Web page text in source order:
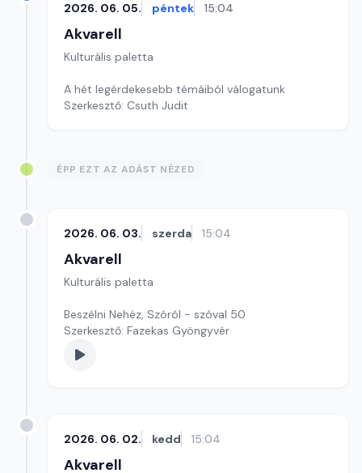
2026. 06. 05. péntek 15:04
Akvarell
Kulturális paletta
A hét legérdekesebb témáiból válogatunk
Szerkesztő: Csuth Judit
ÉPP EZT AZ ADÁST NÉZED
2026. 06. 03. szerda 15:04
Akvarell
Kulturális paletta
Beszélni Nehéz, Szóról - szóval 50
Szerkesztő: Fazekas Gyöngyvér
2026. 06. 02. kedd 15:04
Akvarell